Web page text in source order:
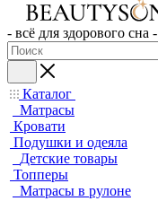
- всё для здорового сна -
Каталог
Матрасы
Кровати
Подушки и одеяла
Детские товары
Топперы
Матрасы в рулоне